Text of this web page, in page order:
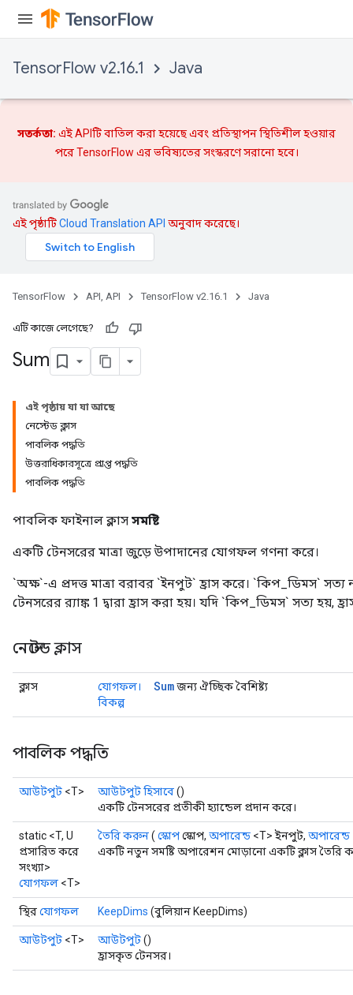
TensorFlow v2.16.1 Java
সতর্কতা: এই APIটি বাতিল করা হয়েছে এবং প্রতিস্থাপনস্থিতিশীল হওয়ার
পরে TensorFlow এর ভবিষ্যতের সংস্করণে সরানো হবে।
এই পৃষ্ঠাটিCloud Translation API অনুবাদ করেছে।
TensorFlow API, API TensorFlow v2.16.1 Java
এটি কাজে লেগেছে?
Sum
এই পৃষ্ঠায় যা যা আছে
নেস্টেড ক্লাস
পাবলিক পদ্ধতি
উত্তরাধিকারসূত্রে প্রাপ্ত পদ্ধতি
পাবলিক পদ্ধতি
পাবলিক ফাইনাল ক্লাস সমষ্টি
একটি টেনসরের মাত্রা জুড়ে উপাদানের যোগফল গণনা করে।
`অক্ষ`-এ প্রদত্ত মাত্রা বরাবর `ইনপুট` হ্রাস করে। `কিপ_ডিমস` সত্য
টেনসরের র‍্যাঙ্ক 1 দ্বারা হ্রাস করা হয়। যদি `কিপ_ডিমস` সত্য হয়,
নেস্টেড ক্লাস
ক্লাস
যোগফল।
বিকল্প
Sumজন্য ঐচ্ছিক বৈশিষ্ট্য
পাবলিক পদ্ধতি
আউটপুট <T> আউটপুট হিসাবে()
একটি টেনসরের প্রতীকী হ্যান্ডেল প্রদান করে।
static <T, U
প্রসারিত করে
সংখ্যা>
যোগফল <T>
তৈরি করুন( স্কোপস্কোপ, অপারেন্ড <T> ইনপুট, অপারেন্ড
একটি নতুন সমষ্টি অপারেশন মোড়ানো একটি ক্লাস তৈরি
স্থিরযোগফল KeepDims (বুলিয়ান KeepDims)
আউটপুট <T> আউটপুট()
হ্রাসকৃত টেনসর।